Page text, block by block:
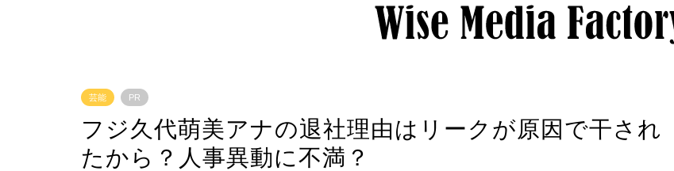
芸能 PR
フジ久代萌美アナの退社理由はリークが原因で干され
たから？人事異動に不満？